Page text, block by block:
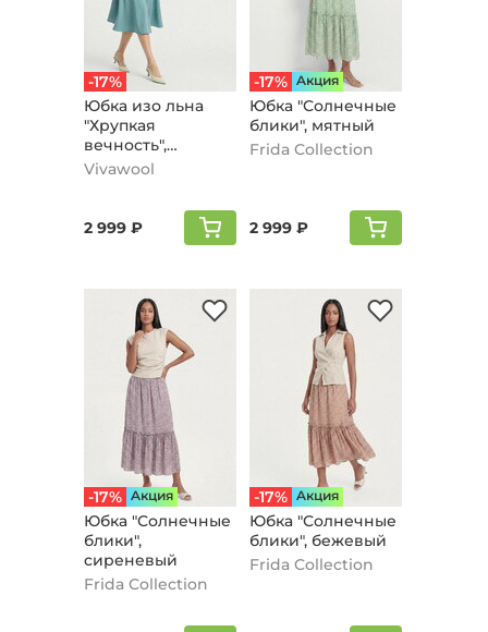
-17%
Юбка изо льна
"Хрупкая
вечность",
голубой
Vivawool
2 999 ₽
-17% Aкция
Юбка "Солнечные
блики", мятный
Frida Collection
2 999 ₽
-17% Aкция
Юбка "Солнечные
блики",
сиреневый
Frida Collection
-17% Aкция
Юбка "Солнечные
блики", бежевый
Frida Collection